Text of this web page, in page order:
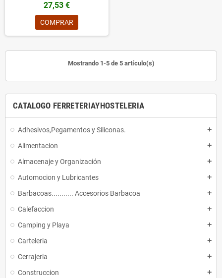
CATALOGO FERRETERIAYHOSTELERIA
Adhesivos,Pegamentos y Siliconas. add
Alimentacion add
Almacenaje y Organización add
Automocion y Lubricantes add
Barbacoas........... Accesorios Barbacoa add
Calefaccion add
Camping y Playa add
Carteleria add
Cerrajeria add
Construccion add
27,53 €
COMPRAR
Mostrando 1-5 de 5 artículo(s)